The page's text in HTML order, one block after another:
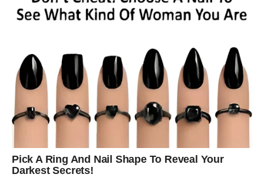
kojeg ćete konačno shvatiti koliko zapravo vrijedite.
FINANSIJSKE SREĆE I VELIKIH
PROMJENA
Sve kroz šta ste prošli nije bilo uzalud.
Svaka prepreka, svaki težak trenutak i svaki period tokom
kojeg ste mislili da više ne možete dalje zapravo su vas